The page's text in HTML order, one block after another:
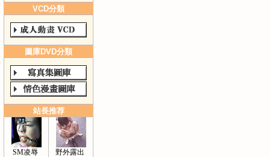
VCD分類
圖庫DVD分類
站長推荐
SM凌辱 野外露出